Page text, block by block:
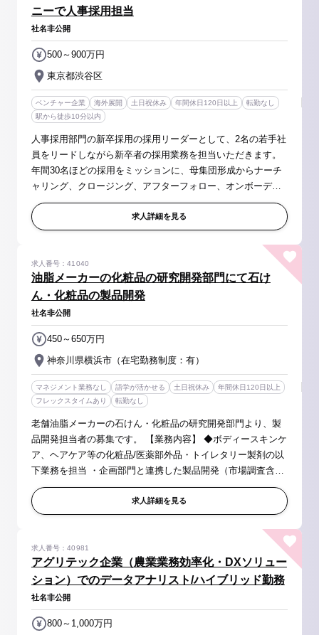
ニーで人事採用担当
社名非公開
東京都渋谷区
500～900万円
ベンチャー企業 海外展開 土日祝休み 年間休日120日以上
転勤なし
駅から徒歩10分以内
人事採用部門の新卒採用の採用リーダーとして、2名の若手社
員をリードしながら新卒者の採用業務を担当いただきます。
年間30名ほどの採用をミッションに、母集団形成からナーチ
ャリング、クロージング、アフターフォロー、オンボーディ
ングまで一貫してお任せします。 ＜具体的には＞ ・インター
ンシップの企画・運...
求人詳細を見る
油脂メーカーの化粧品の研究開発部門にて石け
ん・化粧品の製品開発
求人番号：41040
社名非公開
神奈川県横浜市（在宅勤務制度：有）
450～650万円
マネジメント業務なし 語学が活かせる 土日祝休み
年間休日120日以上
フレックスタイムあり
転勤なし
老舗油脂メーカーの石けん・化粧品の研究開発部門より、製
品開発担当者の募集です。 【業務内容】 ◆ボディースキンケ
ア、ヘアケア等の化粧品/医薬部外品・トイレタリー製剤の以
下業務を担当 ・企画部門と連携した製品開発（市場調査含
む） ・原料選定、処方開発 ・製品化決定後の生産移管に関す
る業務 ※商品企画...
求人詳細を見る
アグリテック企業（農業業務効率化・DXソリュー
ション）でのデータアナリスト/ハイブリッド勤務
求人番号：40981
社名非公開
800～1,000万円